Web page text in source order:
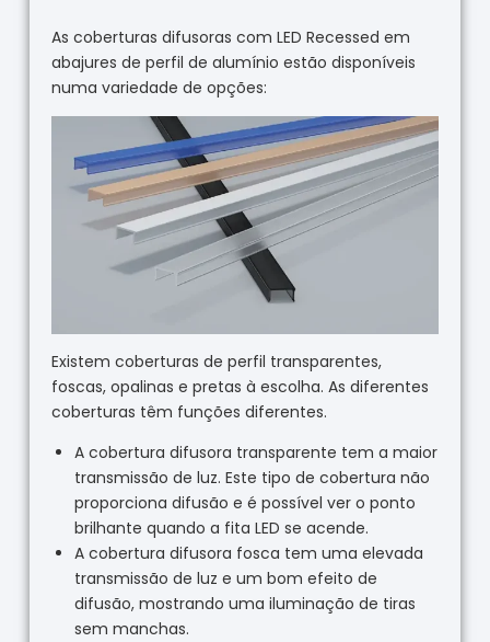
As coberturas difusoras com LED Recessed em
abajures de perfil de alumínio estão disponíveis
numa variedade de opções:
Existem coberturas de perfil transparentes,
foscas, opalinas e pretas à escolha. As diferentes
coberturas têm funções diferentes.
A cobertura difusora transparente tem a maior
transmissão de luz. Este tipo de cobertura não
proporciona difusão e é possível ver o ponto
brilhante quando a fita LED se acende.
A cobertura difusora fosca tem uma elevada
transmissão de luz e um bom efeito de
difusão, mostrando uma iluminação de tiras
sem manchas.